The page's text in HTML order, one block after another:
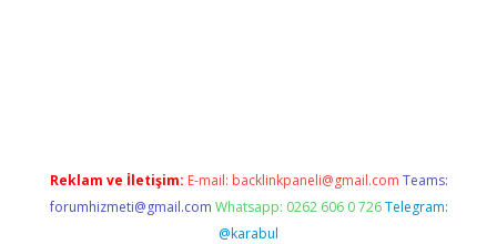
Reklam ve İletişim: E-mail: backlinkpaneli@gmail.com Teams:
forumhizmeti@gmail.com Whatsapp: 0262 606 0 726 Telegram:
@karabul